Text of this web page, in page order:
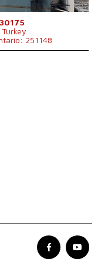
la
265 mm
x
4250x2550x2750
mm
251148